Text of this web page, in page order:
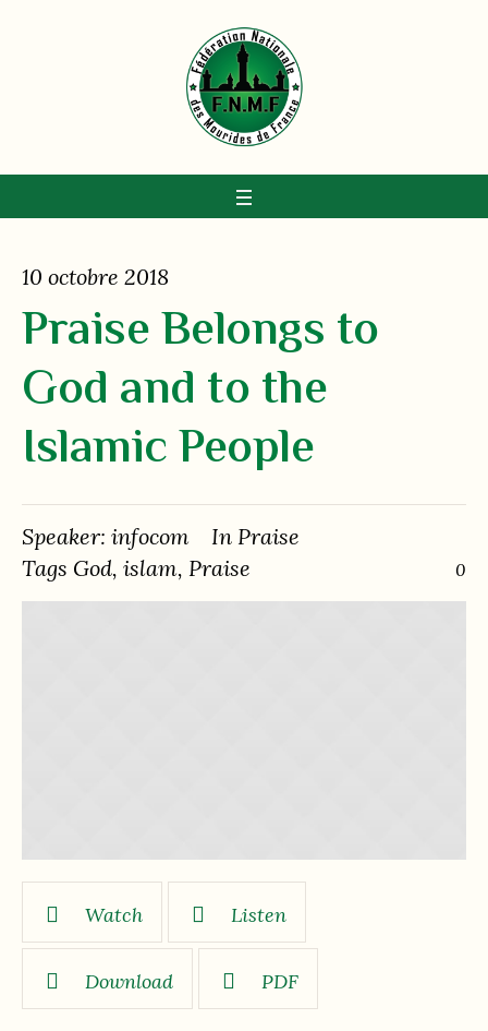
10 octobre 2018
Praise Belongs to
God and to the
Islamic People
Speaker: infocom In Praise
Tags God, islam, Praise 0
Watch Listen
Download PDF